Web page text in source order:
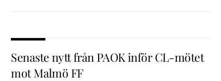
Senaste nytt från PAOK inför CL-mötet
mot Malmö FF